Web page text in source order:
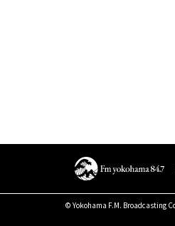
© Yokohama F.M. Broadcasting